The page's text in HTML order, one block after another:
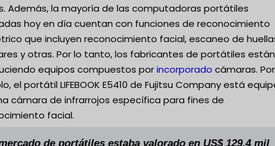
Además, la mayoría de las computadoras portátiles
hoy en día cuentan con funciones de reconocimiento
que incluyen reconocimiento facial, escaneo de
y otras. Por lo tanto, los fabricantes de portátiles están
equipos compuestos porincorporado cámaras. Por
el portátil LIFEBOOK E5410 de Fujitsu Company está
cámara de infrarrojos específica para fines de
facial.
de portátiles estaba valorado en US$ 129,4 mil